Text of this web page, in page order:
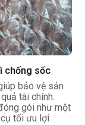
chống sốc
bảo vệ sản
tài chính.
gói như một
tối ưu lợi